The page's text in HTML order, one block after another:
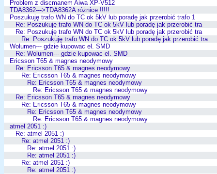
Problem z discmanem Aiwa XP-V512
TDA8362--->TDA8362A różnice !!!!!
Poszukuję trafo WN do TC ok 5kV lub poradę jak przerobić trafo 1
Re: Poszukuję trafo WN do TC ok 5kV lub poradę jak przerobić tra
Re: Poszukuję trafo WN do TC ok 5kV lub poradę jak przerobić tra
Re: Poszukuję trafo WN do TC ok 5kV lub poradę jak przerobić tra
Wolumen--- gdzie kupowac el. SMD
Re: Wolumen--- gdzie kupowac el. SMD
Ericsson T65 & magnes neodymowy
Re: Ericsson T65 & magnes neodymowy
Re: Ericsson T65 & magnes neodymowy
Re: Ericsson T65 & magnes neodymowy
Re: Ericsson T65 & magnes neodymowy
Re: Ericsson T65 & magnes neodymowy
Re: Ericsson T65 & magnes neodymowy
Re: Ericsson T65 & magnes neodymowy
Re: Ericsson T65 & magnes neodymowy
atmel 2051 :)
Re: atmel 2051 :)
Re: atmel 2051 :)
Re: atmel 2051 :)
Re: atmel 2051 :)
Re: atmel 2051 :)
Re: atmel 2051 :)